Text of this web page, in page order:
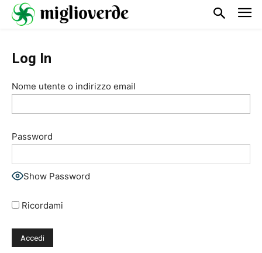
Log In
Nome utente o indirizzo email
Password
Show Password
Ricordami